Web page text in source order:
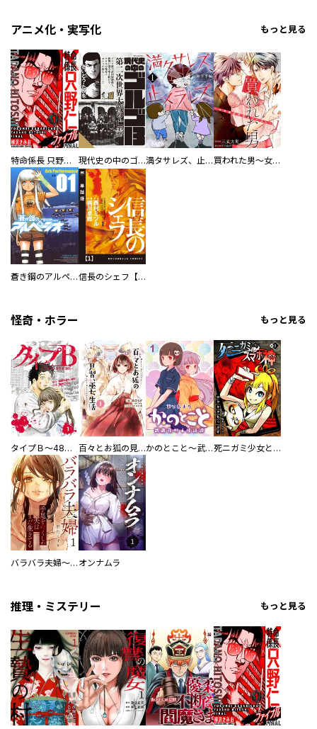
アニメ化・実写化 もっと見る
特命係長 只野仁ファイナル 愛蔵版 現代史の中のゴルゴ13 満タサレズ、止メラレズ 買われた男～女性限定快感セラピスト～【描き下ろしおまけ付き特装版】
蒼き鋼のアルペジオ 信長のシェフ【単話版】
怪奇・ホラー もっと見る
タイプＢ～48時間後、致死率100％～【単話】 百々とお狐の見習い巫女生活【単行本版】 かのとこと～武蔵花町怪話譚～ 【連載版】 死ニガミ少女とスマホ神
バラバラ夫婦～手足をなくした夫はまだ生きてる オンナムラ
推理・ミステリー もっと見る